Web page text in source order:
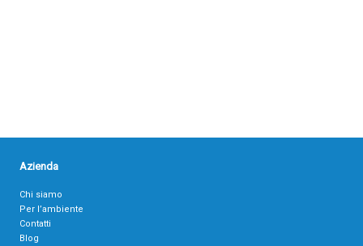
Azienda
Chi siamo
Per l’ambiente
Contatti
Blog